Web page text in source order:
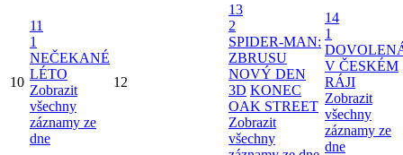
10
11
1
NEČEKANÉ
LÉTO
Zobrazit
všechny
záznamy ze
dne
12
13
2
SPIDER-MAN:
ZBRUSU
NOVÝ DEN
3D KONEC
OAK STREET
Zobrazit
všechny
14
1
V ČESKÉM
RÁJI
Zobrazit
všechny
záznamy ze
dne